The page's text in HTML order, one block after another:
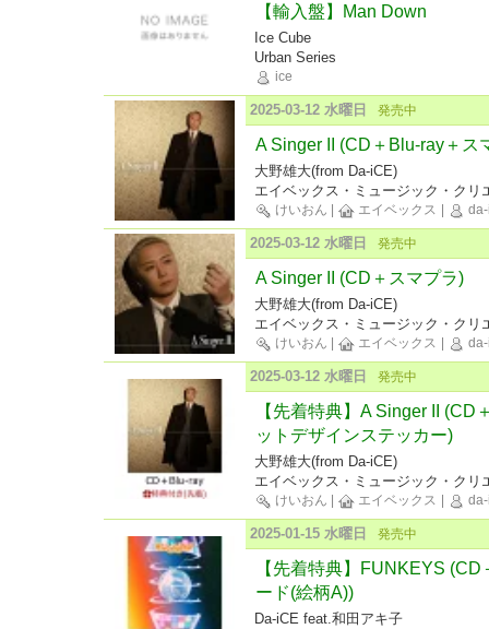
【輸入盤】Man Down
Ice Cube
Urban Series
ice
2025-03-12 水曜日 発売中
A Singer II (CD＋Blu-ray＋ス
大野雄大(from Da-iCE)
エイベックス・ミュージック・クリ
けいおん エイベックス
2025-03-12 水曜日 発売中
A Singer II (CD＋スマプラ)
大野雄大(from Da-iCE)
エイベックス・ミュージック・クリ
けいおん エイベックス
2025-03-12 水曜日 発売中
【先着特典】A Singer II (CD
ットデザインステッカー)
大野雄大(from Da-iCE)
エイベックス・ミュージック・クリ
けいおん エイベックス
2025-01-15 水曜日 発売中
【先着特典】FUNKEYS
ード(絵柄A))
Da-iCE feat.和田アキ子